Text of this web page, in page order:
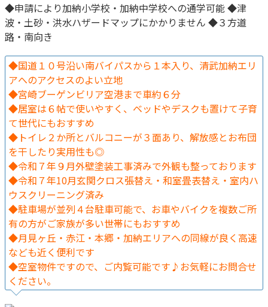
◆申請により加納小学校・加納中学校への通学可能 ◆津
波・土砂・洪水ハザードマップにかかりません ◆３方道
路・南向き
◆国道１０号沿い南バイパスから１本入り、清武加納エリ
アへのアクセスのよい立地
◆宮崎ブーゲンビリア空港まで車約６分
◆居室は６帖で使いやすく、ベッドやデスクも置けて子育
て世代にもおすすめ
◆トイレ２か所とバルコニーが３面あり、解放感とお布団
を干したり実用性も◎
◆令和７年９月外壁塗装工事済みで外観も整っております
◆令和７年10月玄関クロス張替え・和室畳表替え・室内ハ
ウスクリーニング済み
◆駐車場が並列４台駐車可能で、お車やバイクを複数ご所
有の方がご家族が多い世帯にもおすすめ
◆月見ヶ丘・赤江・本郷・加納エリアへの同線が良く高速
なども近く便利です
◆空室物件ですので、ご内覧可能です♪お気軽にお問合せ
ください。